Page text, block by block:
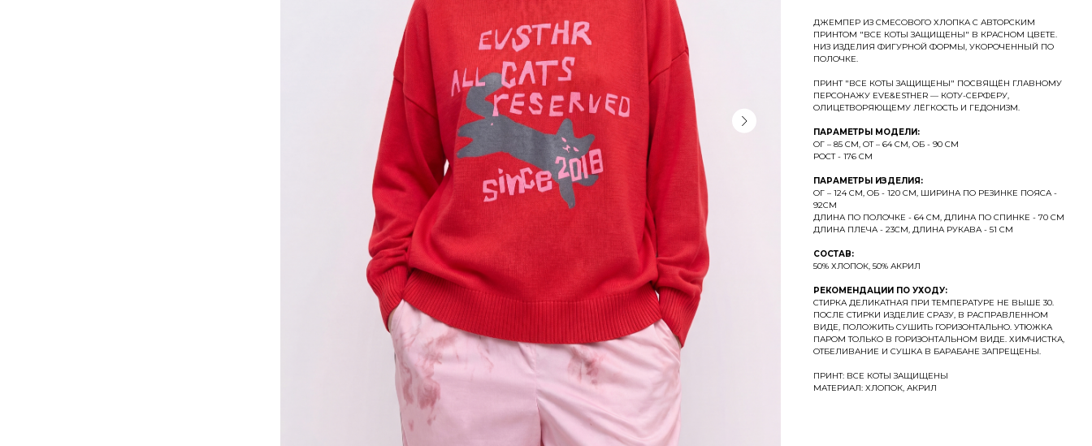
ДЖЕМПЕР ИЗ СМЕСОВОГО ХЛОПКА С АВТОРСКИМ
ПРИНТОМ "ВСЕ КОТЫ ЗАЩИЩЕНЫ" В КРАСНОМ ЦВЕТЕ.
НИЗ ИЗДЕЛИЯ ФИГУРНОЙ ФОРМЫ, УКОРОЧЕННЫЙ ПО
ПОЛОЧКЕ.
ПРИНТ "ВСЕ КОТЫ ЗАЩИЩЕНЫ" ПОСВЯЩЁН ГЛАВНОМУ
ПЕРСОНАЖУ EVE&ESTHER — КОТУ-СЕРФЕРУ,
ОЛИЦЕТВОРЯЮЩЕМУ ЛЁГКОСТЬ И ГЕДОНИЗМ.
ПАРАМЕТРЫ МОДЕЛИ:
ОГ – 85 СМ, ОТ – 64 СМ, ОБ - 90 СМ
РОСТ - 176 СМ
ПАРАМЕТРЫ ИЗДЕЛИЯ:
ОГ – 124 СМ, ОБ - 120 СМ, ШИРИНА ПО РЕЗИНКЕ ПОЯСА -
92СМ
ДЛИНА ПО ПОЛОЧКЕ - 64 СМ, ДЛИНА ПО СПИНКЕ - 70 СМ
ДЛИНА ПЛЕЧА - 23СМ, ДЛИНА РУКАВА - 51 СМ
СОСТАВ:
50% ХЛОПОК, 50% АКРИЛ
РЕКОМЕНДАЦИИ ПО УХОДУ:
СТИРКА ДЕЛИКАТНАЯ ПРИ ТЕМПЕРАТУРЕ НЕ ВЫШЕ 30.
ПОСЛЕ СТИРКИ ИЗДЕЛИЕ СРАЗУ, В РАСПРАВЛЕННОМ
ВИДЕ, ПОЛОЖИТЬ СУШИТЬ ГОРИЗОНТАЛЬНО. УТЮЖКА
ПАРОМ ТОЛЬКО В ГОРИЗОНТАЛЬНОМ ВИДЕ. ХИМЧИСТКА,
ОТБЕЛИВАНИЕ И СУШКА В БАРАБАНЕ ЗАПРЕЩЕНЫ.
ПРИНТ: ВСЕ КОТЫ ЗАЩИЩЕНЫ
МАТЕРИАЛ: ХЛОПОК, АКРИЛ